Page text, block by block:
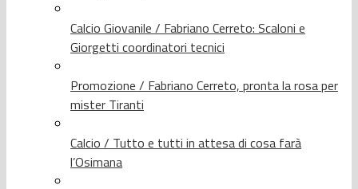
Calcio Giovanile / Fabriano Cerreto: Scaloni e
Giorgetti coordinatori tecnici
Promozione / Fabriano Cerreto, pronta la rosa per
mister Tiranti
Calcio / Tutto e tutti in attesa di cosa farà
l’Osimana